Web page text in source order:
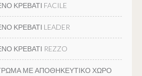
ΚΡΕΒΑΤΙ FACILE
ΚΡΕΒΑΤΙ LEADER
ΚΡΕΒΑΤΙ REZZO
ΜΕ ΑΠΟΘΗΚΕΥΤΙΚΟ ΧΩΡΟ